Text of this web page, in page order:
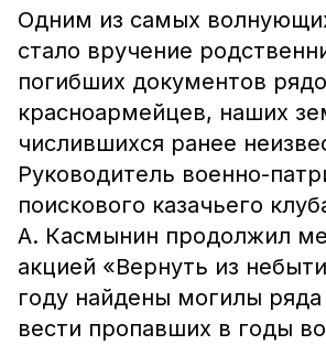
Одним из самых
стало вручение
погибших документов
красноармейцев, наших
числившихся ранее
Руководитель военно-
поискового казачьего
А. Касмынин продолжил
акцией «Вернуть из
году найдены могилы ряда
вести пропавших в годы